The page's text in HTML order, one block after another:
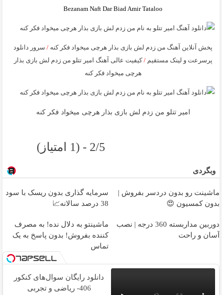
Bezanam Naft Dar Biad Amir Tataloo
پخش آنلاین آهنگ من زدم لش بازی بذار هرچی میخواد فکر کنه /سرور دانلود
پرسرعت و لینک مستقیم/کیفیت عالی آهنگ امیر تتلو من زدم لش بازی بذار
هرچی میخواد فکر کنه
امیر تتلو من زدم لش بازی بذار هرچی میخواد فکر کنه
2/5 - (1 امتیاز)
وبگردی
ماشینت رو بدون دردسر بفروش |
بدون کمسیون 😍
سرمایه گذاری بدون ریسک با سود
38 درصد سالانه📈
دوربین مداربسته 360 درجه | نصب
آسان و راحت
ماشینتو به دلال نده! به مصرف
کننده بفروش! بدون پاسخ به یک
تماس
دانلود رایگان سوال‌های کنکور
406- ریاضی و تجربی